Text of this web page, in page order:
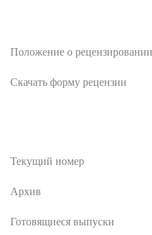
Положение о рецензировании
Скачать форму рецензии
Текущий номер
Архив
Готовящиеся выпуски